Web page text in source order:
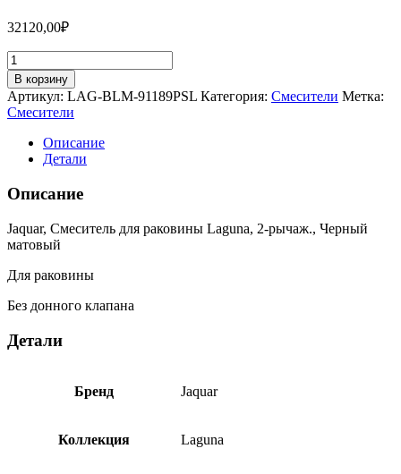
32120,00₽
Количество
товара
Jaquar,
Смеситель
для
раковины
Laguna,
рычаж.,
Черный
LAG-
BLM-
91189PSL
В корзину
Артикул: LAG-BLM-91189PSL Категория: Смесители Метка:
Смесители
Описание
Детали
Описание
Jaquar, Смеситель для раковины Laguna, 2-рычаж., Черный
матовый
Для раковины
Без донного клапана
Детали
Бренд Jaquar
Коллекция Laguna